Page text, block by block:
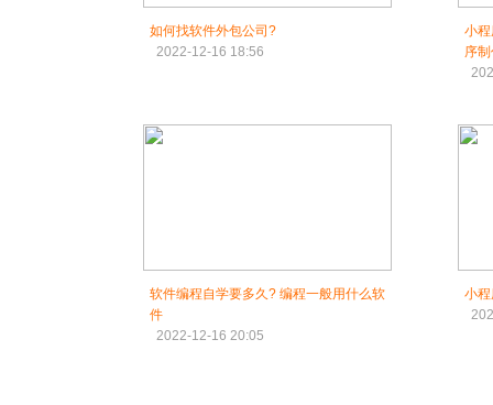
如何找软件外包公司?
2022-12-16 18:56
小
序
软件编程自学要多久? 编程一般用什么软
件
2022-12-16 20:05
小